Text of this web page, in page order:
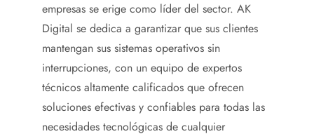
empresas se erige como líder del sector. AK
Digital se dedica a garantizar que sus clientes
mantengan sus sistemas operativos sin
interrupciones, con un equipo de expertos
técnicos altamente calificados que ofrecen
soluciones efectivas y confiables para todas las
necesidades tecnológicas de cualquier